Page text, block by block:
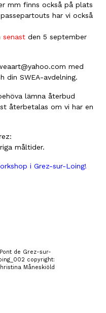
mm finns också på plats
har vi också
senast den 5 september
med
din SWEA-avdelning.
lämna återbud
återbetalas om vi har en
måltider.
i Grez-sur-Loing!
Pont de Grez-sur-
copyright:
Måneskiöld